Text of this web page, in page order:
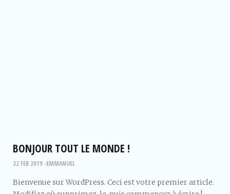
BONJOUR TOUT LE MONDE !
22 FEB 2019 EMMANUEL
Bienvenue sur WordPress. Ceci est votre premier article.